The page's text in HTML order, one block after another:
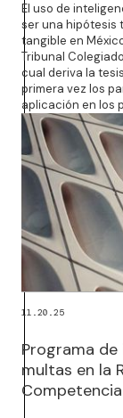
El uso de
ser una hipótesis
tangible en
Tribunal
cual deriva la
primera vez los
aplicación en los
11.20.25
Programa
multas en la